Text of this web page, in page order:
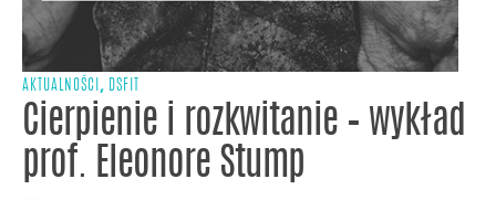
AKTUALNOŚCI , DSFIT
Cierpienie i rozkwitanie – wykład
prof. Eleonore Stump